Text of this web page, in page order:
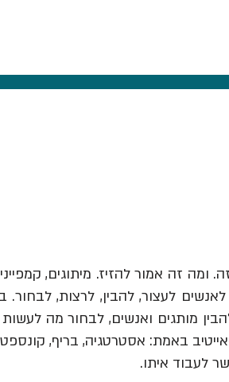
ומה זה אמור להזיז. מיתוגים,
לעצור, להבין, לרצות,
באמת: אסטרטגיה, בריף,
לעבוד איתו.